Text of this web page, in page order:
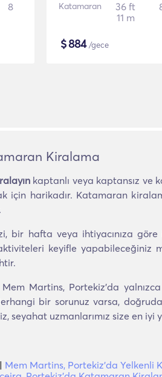
8 Katamaran
36 ft
11 m
$884/gece
Kiralama
kaptanlı veya kaptansız ve
için harikadır. Katamaran
bir hafta veya ihtiyacınıza
keyifle yapabileceğiniz
Martins, Portekiz'da
bir sorunuz varsa,
seyahat uzmanlarımız size en
| Mem Martins, Portekiz'da Yelkenli